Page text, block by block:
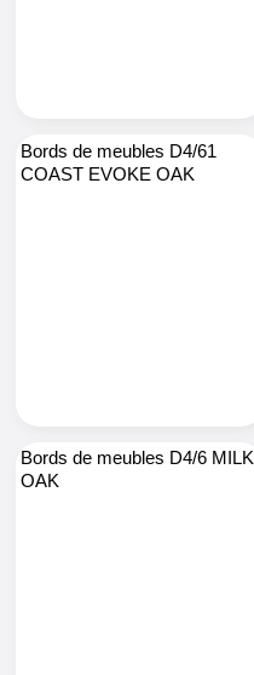
Bords de meubles D4/61
COAST EVOKE OAK
Bords de meubles D4/6 MILK
OAK